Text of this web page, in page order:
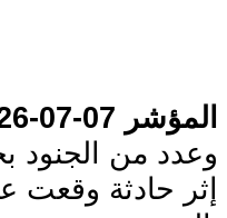
المؤشر 07-07-2026
وعدد من الجنود
إثر حادثة وقعت